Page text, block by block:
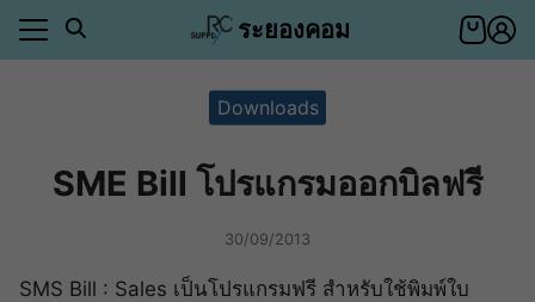
Skip
ระยองคอม
องคุณ
Downloads
SME Bill โปรแกรมออกบิลฟรี
30/09/2013
SMS Bill : Sales เป็นโปรแกรมฟรี สำหรับใช้พิมพ์ใบ